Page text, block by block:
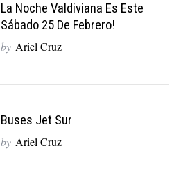
La Noche Valdiviana Es Este
Sábado 25 De Febrero!
by Ariel Cruz
Buses Jet Sur
by Ariel Cruz